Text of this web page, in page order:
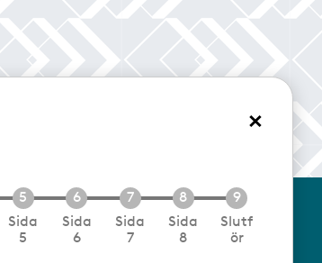
×
Sida
5
Sida
6
Sida
7
Sida
8
Slutf
ör